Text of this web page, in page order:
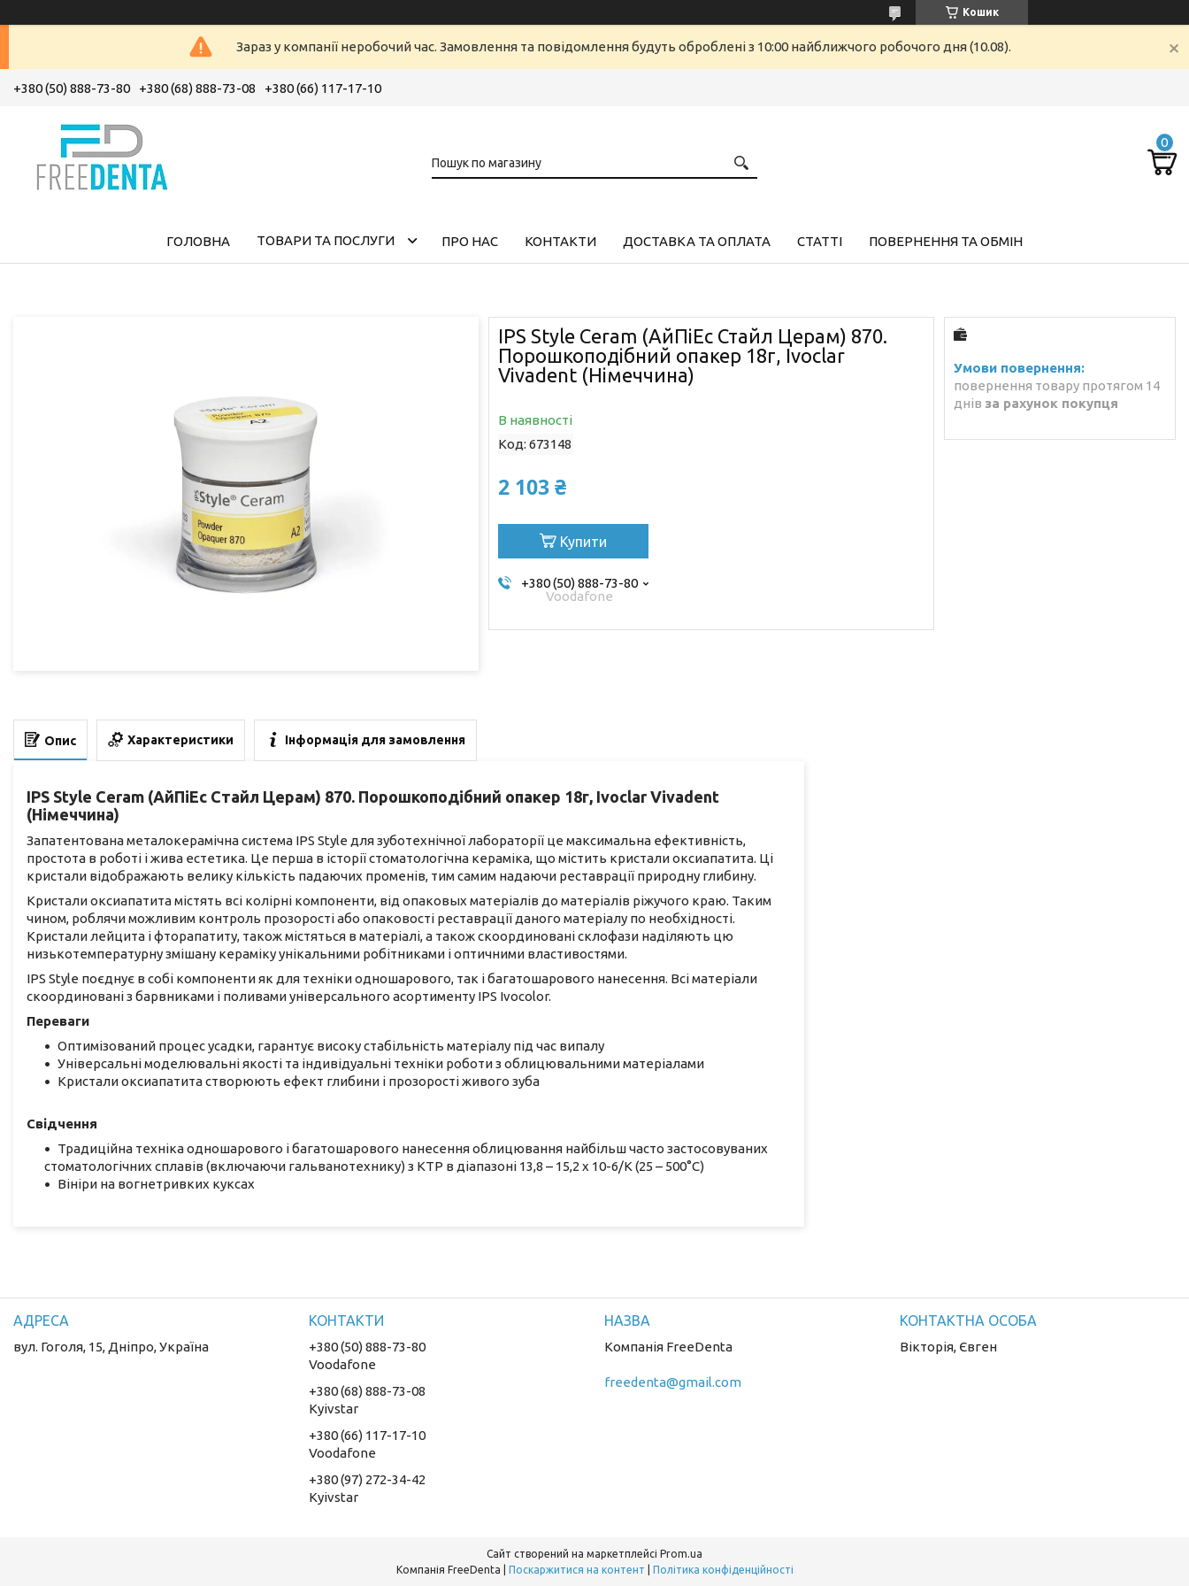
Кошик
Зараз у компанії неробочий час. Замовлення та повідомлення будуть оброблені з 10:00 найближчого робочого дня (10.08).
+380 (50) 888-73-80 +380 (68) 888-73-08 +380 (66) 117-17-10
ГОЛОВНА ТОВАРИ ТА ПОСЛУГИ ПРО НАС КОНТАКТИ ДОСТАВКА ТА ОПЛАТА СТАТТІ ПОВЕРНЕННЯ ТА ОБМІН
IPS Style Ceram (АйПіЕс Стайл Церам) 870.
Порошкоподібний опакер 18г, Ivoclar
Vіvadent (Німеччина)
В наявності
Код: 673148
2 103 ₴
Купити
+380 (50) 888-73-80
Voodafone
повернення товару протягом 14
днів за рахунок покупця
Опис Характеристики Інформація для замовлення
IPS Style Ceram (АйПіЕс Стайл Церам) 870. Порошкоподібний опакер 18г, Ivoclar Vіvadent
(Німеччина)
Запатентована металокерамічна система IPS Style для зуботехнічної лабораторії це максимальна ефективність,
простота в роботі і жива естетика. Це перша в історії стоматологічна кераміка, що містить кристали оксиапатита. Ці
кристали відображають велику кількість падаючих променів, тим самим надаючи реставрації природну глибину.
Кристали оксиапатита містять всі колірні компоненти, від опаковых матеріалів до матеріалів ріжучого краю. Таким
чином, роблячи можливим контроль прозорості або опаковості реставрації даного матеріалу по необхідності.
Кристали лейцита і фторапатиту, також містяться в матеріалі, а також скоординовані склофази наділяють цю
низькотемпературну змішану кераміку унікальними робітниками і оптичними властивостями.
IPS Style поєднує в собі компоненти як для техніки одношарового, так і багатошарового нанесення. Всі матеріали
скоординовані з барвниками і поливами універсального асортименту IPS Ivocolor.
Переваги
Оптимізований процес усадки, гарантує високу стабільність матеріалу під час випалу
Універсальні моделювальні якості та індивідуальні техніки роботи з облицювальними матеріалами
Кристали оксиапатита створюють ефект глибини і прозорості живого зуба
Свідчення
Традиційна техніка одношарового і багатошарового нанесення облицювання найбільш часто застосовуваних
стоматологічних сплавів (включаючи гальванотехнику) з КТР в діапазоні 13,8 – 15,2 х 10-6/K (25 – 500°C)
Вініри на вогнетривких куксах
вул. Гоголя, 15, Дніпро, Україна
+380 (50) 888-73-80
Voodafone
+380 (68) 888-73-08
Kyivstar
+380 (66) 117-17-10
Voodafone
+380 (97) 272-34-42
Kyivstar
Компанія FreeDenta
freedenta@gmail.com
Вікторія, Євген
Сайт створений на маркетплейсі Prom.ua
Поскаржитися на контент Політика конфіденційності